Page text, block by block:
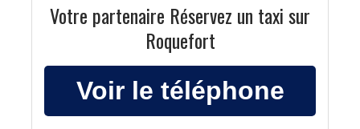
Votre partenaire Réservez un taxi sur
Roquefort